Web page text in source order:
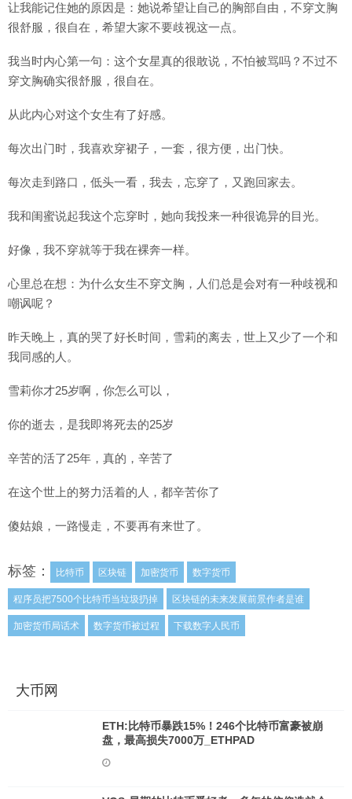
让我能记住她的原因是：她说希望让自己的胸部自由，不穿文胸
很舒服，很自在，希望大家不要歧视这一点。
我当时内心第一句：这个女星真的很敢说，不怕被骂吗？不过不
穿文胸确实很舒服，很自在。
从此内心对这个女生有了好感。
每次出门时，我喜欢穿裙子，一套，很方便，出门快。
每次走到路口，低头一看，我去，忘穿了，又跑回家去。
我和闺蜜说起我这个忘穿时，她向我投来一种很诡异的目光。
好像，我不穿就等于我在裸奔一样。
心里总在想：为什么女生不穿文胸，人们总是会对有一种歧视和
嘲讽呢？
昨天晚上，真的哭了好长时间，雪莉的离去，世上又少了一个和
我同感的人。
雪莉你才25岁啊，你怎么可以，
你的逝去，是我即将死去的25岁
辛苦的活了25年，真的，辛苦了
在这个世上的努力活着的人，都辛苦你了
傻姑娘，一路慢走，不要再有来世了。
标签： 比特币 区块链 加密货币 数字货币
程序员把7500个比特币当垃圾扔掉 区块链的未来发展前景作者是谁
加密货币局话术 数字货币被过程 下载数字人民币
大币网
ETH:比特币暴跌15%！246个比特币富豪被崩
盘，最高损失7000万_ETHPAD